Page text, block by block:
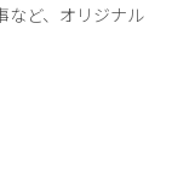
など、オリジナル